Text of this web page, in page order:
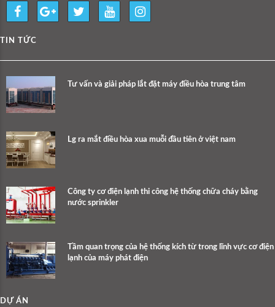
TIN TỨC
Tư vấn và giải pháp lắt đặt máy điều hòa trung tâm
Lg ra mắt điều hòa xua muỗi đầu tiên ở việt nam
Công ty cơ điện lạnh thi công hệ thống chữa cháy bằng
nước sprinkler
Tầm quan trọng của hệ thống kích từ trong lĩnh vực cơ điện
lạnh của máy phát điện
DỰ ÁN